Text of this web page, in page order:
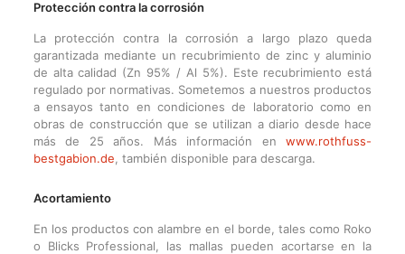
Protección contra la corrosión
La protección contra la corrosión a largo plazo queda
garantizada mediante un recubrimiento de zinc y aluminio
de alta calidad (Zn 95% / Al 5%). Este recubrimiento está
regulado por normativas. Sometemos a nuestros productos
a ensayos tanto en condiciones de laboratorio como en
obras de construcción que se utilizan a diario desde hace
más de 25 años. Más información enwww.rothfuss-
bestgabion.de , también disponible para descarga.
Acortamiento
En los productos con alambre en el borde, tales como Roko
o Blicks Professional, las mallas pueden acortarse en la